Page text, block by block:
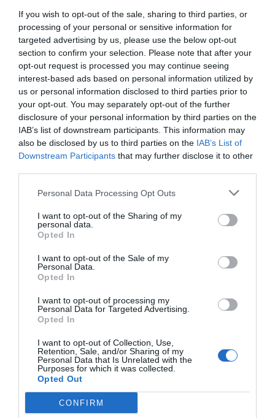
If you wish to opt-out of the sale, sharing to third parties, or
processing of your personal or sensitive information for
targeted advertising by us, please use the below opt-out
section to confirm your selection. Please note that after your
opt-out request is processed you may continue seeing
interest-based ads based on personal information utilized by
us or personal information disclosed to third parties prior to
your opt-out. You may separately opt-out of the further
disclosure of your personal information by third parties on the
IAB’s list of downstream participants. This information may
also be disclosed by us to third parties on the IAB’s List of
Downstream Participants that may further disclose it to other
Personal Data Processing Opt Outs
I want to opt-out of the Sharing of my
personal data.
Opted In
I want to opt-out of the Sale of my
Personal Data.
Opted In
I want to opt-out of processing my
Personal Data for Targeted Advertising.
Opted In
I want to opt-out of Collection, Use,
Retention, Sale, and/or Sharing of my
Personal Data that Is Unrelated with the
Purposes for which it was collected.
Opted Out
CONFIRM
Zakaj? Ker so se zahodne sile osredotočale na
boj proti »islamistom«, medtem ko so
ignorirale strukture, ki te skupine financirajo:
trgovino z drogami, orožjem in — po
Gallowayevih besedah — neposredno podporo
zahodnih obveščevalnih agencij.
Cameroon News Agencyporoča, da naj bi bil
udarec »francosko voden« in da so ga malijske
oblasti uspešno preprečile.
Če je to res, ni presenetljivo: zgodovina je
polna primerov, kako Zahod podpira udare, ko
izvoljene — ali v tem primeru vojaške —
Mossadegh v Iranu, Sukarno v Indoneziji.
se zdaj pridružuje temu seznamu.
Iran in Rusija: alternativa brez
pogojev
Medtem ko Zahod zahteva »demokratične
reforme«, »človekove pravice« in »odprt trg« —
kar v praksi pomeni dostop do naravnih virov